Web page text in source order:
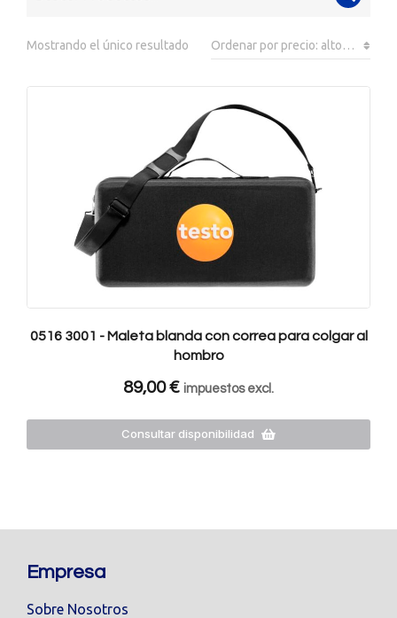
Mostrando el único resultado
0516 3001 - Maleta blanda con correa para colgar al
hombro
89,00€ impuestos excl.
Consultar disponibilidad
Empresa
Sobre Nosotros